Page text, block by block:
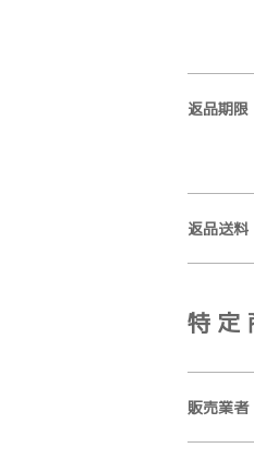
返品期限
返品送料
特定
販売業者